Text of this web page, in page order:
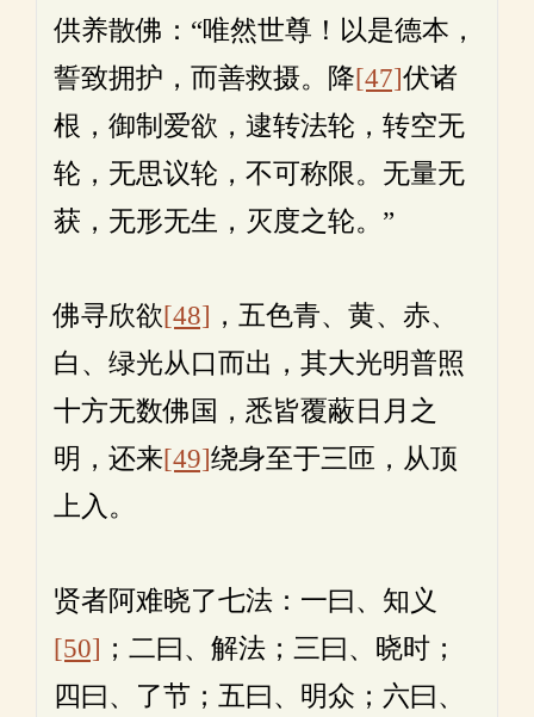
供养散佛：“唯然世尊！以是德本，
誓致拥护，而善救摄。降[47]伏诸
根，御制爱欲，逮转法轮，转空无
轮，无思议轮，不可称限。无量无
获，无形无生，灭度之轮。”
佛寻欣欲[48] ，五色青、黄、赤、
白、绿光从口而出，其大光明普照
十方无数佛国，悉皆覆蔽日月之
明，还来[49]绕身至于三匝，从顶
上入。
贤者阿难晓了七法：一曰、知义
[50] ；二曰、解法；三曰、晓时；
四曰、了节；五曰、明众；六曰、